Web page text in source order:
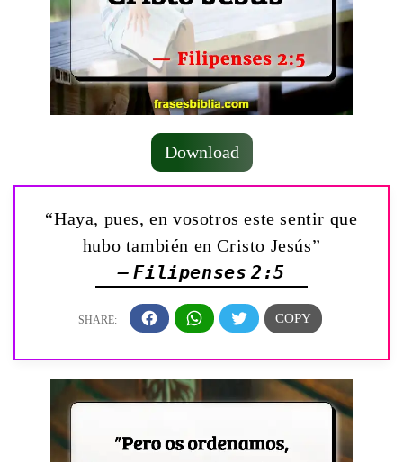
Download
“Haya, pues, en vosotros este sentir que
hubo también en Cristo Jesús”
— Filipenses 2:5